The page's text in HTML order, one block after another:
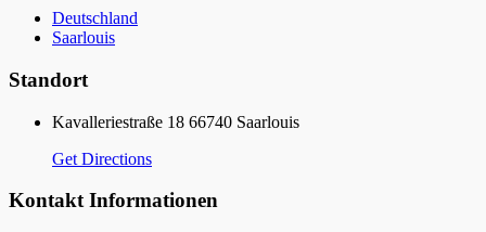
Deutschland
Saarlouis
Standort
Kavalleriestraße 18 66740 Saarlouis
Get Directions
Kontakt Informationen